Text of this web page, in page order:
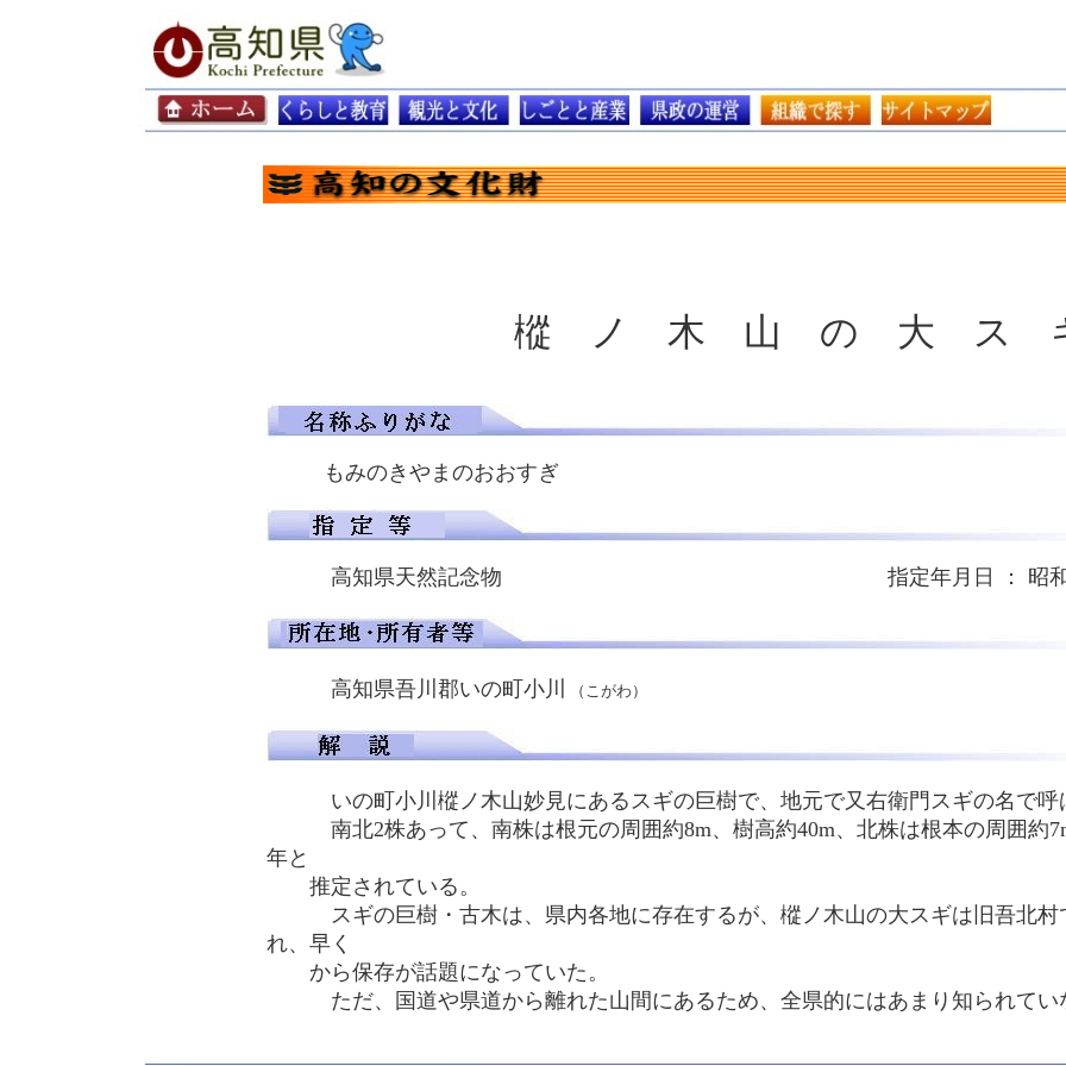
樅 ノ 木 山 の 大 ス
もみのきやまのおおすぎ
高知県天然記念物 指定年月日 ： 昭和３９年
高知県吾川郡いの町小川 （こがわ）
いの町小川樅ノ木山妙見にあるスギの巨樹で、地元で又右衛門スギの名で呼
南北2株あって、南株は根元の周囲約8m、樹高約40m、北株は根本の周囲約
年と
推定されている。
スギの巨樹・古木は、県内各地に存在するが、樅ノ木山の大スギは旧吾北村
れ、早く
から保存が話題になっていた。
ただ、国道や県道から離れた山間にあるため、全県的にはあまり知られてい